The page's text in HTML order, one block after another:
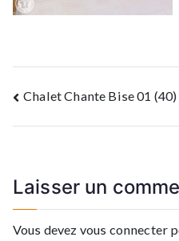
Navigation
de
Chalet Chante Bise 01 (40)
Laisser un
Vous devez vous connecter